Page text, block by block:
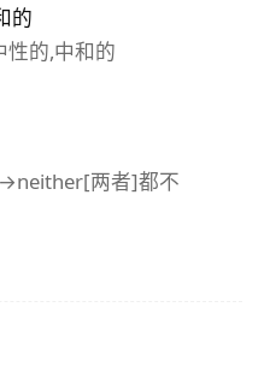
的
的,中和的
两者]都不